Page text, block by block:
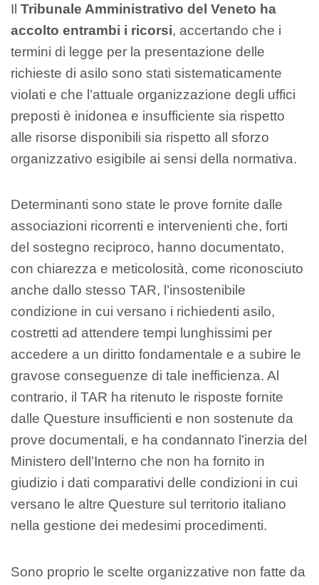
Il Tribunale Amministrativo del Veneto ha
accolto entrambi i ricorsi, accertando che i
termini di legge per la presentazione delle
richieste di asilo sono stati sistematicamente
violati e che l’attuale organizzazione degli uffici
preposti è inidonea e insufficiente sia rispetto
alle risorse disponibili sia rispetto all sforzo
organizzativo esigibile ai sensi della normativa.
Determinanti sono state le prove fornite dalle
associazioni ricorrenti e intervenienti che, forti
del sostegno reciproco, hanno documentato,
con chiarezza e meticolosità, come riconosciuto
anche dallo stesso TAR, l’insostenibile
condizione in cui versano i richiedenti asilo,
costretti ad attendere tempi lunghissimi per
accedere a un diritto fondamentale e a subire le
gravose conseguenze di tale inefficienza. Al
contrario, il TAR ha ritenuto le risposte fornite
dalle Questure insufficienti e non sostenute da
prove documentali, e ha condannato l’inerzia del
Ministero dell’Interno che non ha fornito in
giudizio i dati comparativi delle condizioni in cui
versano le altre Questure sul territorio italiano
nella gestione dei medesimi procedimenti.
Sono proprio le scelte organizzative non fatte da